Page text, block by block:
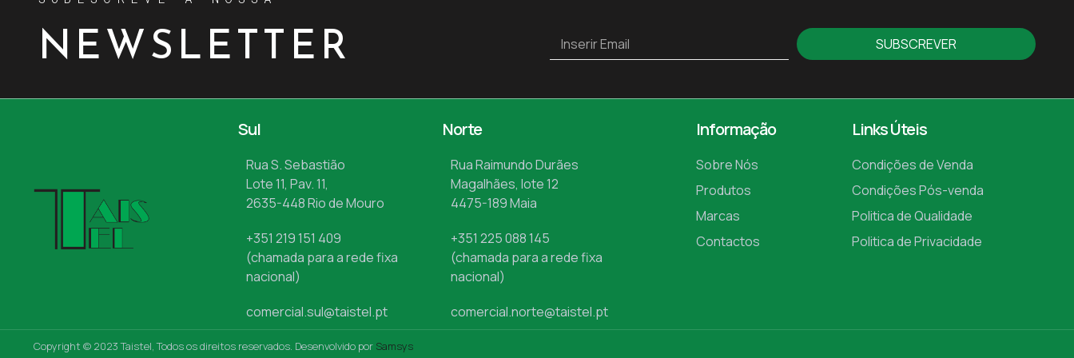
NEWSLETTER SUBSCREVER
Sul
Rua S. Sebastião
Lote 11, Pav. 11,
2635-448 Rio de Mouro
+351 219 151 409
(chamada para a rede fixa
nacional)
comercial.sul@taistel.pt
Norte
Rua Raimundo Durães
Magalhães, lote 12
4475-189 Maia
+351 225 088 145
(chamada para a rede fixa
nacional)
comercial.norte@taistel.pt
Informação
Sobre Nós
Produtos
Marcas
Contactos
Links Úteis
Condições de Venda
Condições Pós-venda
Politica de Qualidade
Politica de Privacidade
Copyright © 2023 Taistel, Todos os direitos reservados. Desenvolvido por Samsys